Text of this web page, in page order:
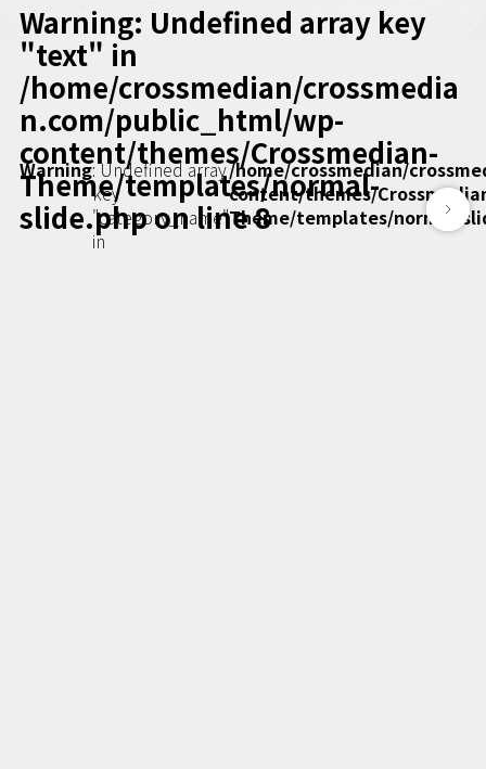
ビジネスアスリートのための
コンディショニング
編集4.0
その他
ラジオ
Podcast番組
「ビジネス・ブック・アカデミー」
Podcast番組
Warning: Undefined array key
"text" in
/home/crossmedian/crossmedia
n.com/public_html/wp-
content/themes/Crossmedian-
Theme/templates/normal-
slide.phpon line8
Warning: Undefined array
key
"category_name"
in
/home/crossmedian/
content/themes/
Theme/templates/normal-